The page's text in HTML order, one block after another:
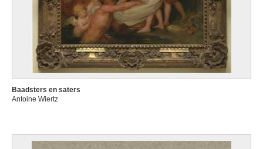
Baadsters en saters
Antoine Wiertz